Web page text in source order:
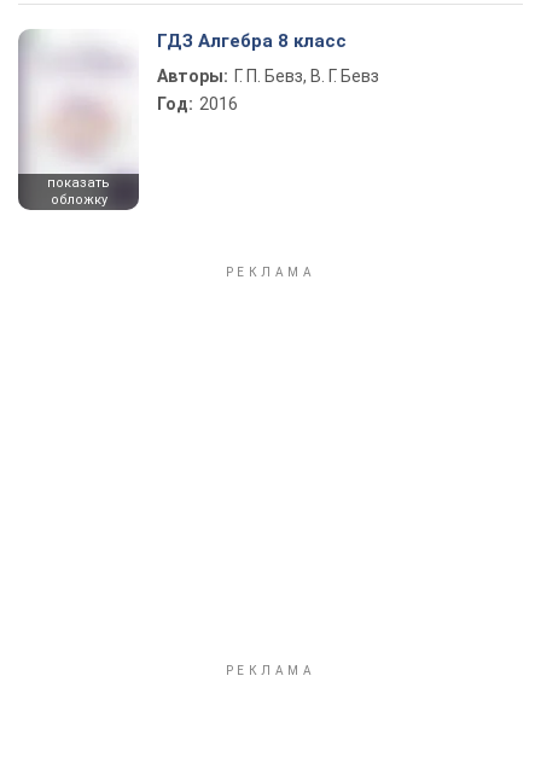
показать
обложку
ГДЗ Алгебра 8 класс
Авторы: Г. П. Бевз, В. Г. Бевз
Год: 2016